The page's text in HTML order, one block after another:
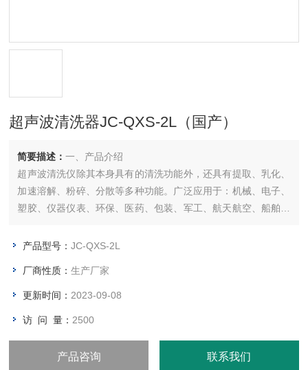
超声波清洗器JC-QXS-2L（国产）
简要描述：一、产品介绍
超声波清洗仪除其本身具有的清洗功能外，还具有提取、乳化、
加速溶解、粉碎、分散等多种功能。广泛应用于：机械、电子、
塑胶、仪器仪表、环保、医药、包装、军工、航天航空、船舶、
洁，层析前的脱气处理，医疗器械、医用材料及用具的清洁；珠
产品型号：JC-QXS-2L
厂商性质：生产厂家
更新时间： 2023-09-08
访 问 量： 2500
产品咨询 联系我们